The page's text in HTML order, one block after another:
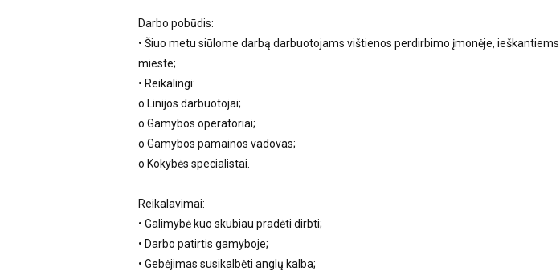
Darbo pobūdis:
• Šiuo metu siūlome darbą darbuotojams vištienos perdirbimo įmonėje,
mieste;
• Reikalingi:
o Linijos darbuotojai;
o Gamybos operatoriai;
o Gamybos pamainos vadovas;
o Kokybės specialistai.
Reikalavimai:
• Galimybė kuo skubiau pradėti dirbti;
• Darbo patirtis gamyboje;
• Gebėjimas susikalbėti anglų kalba;